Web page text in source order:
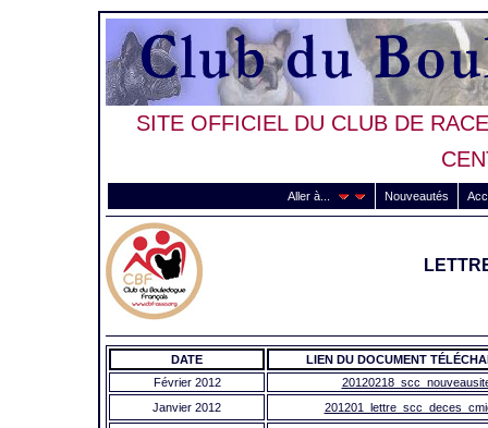
SITE OFFICIEL DU CLUB DE
Nouveautés
Aller à...
DATE
LIEN DU DOCUMENT
Février 2012
Janvier 2012